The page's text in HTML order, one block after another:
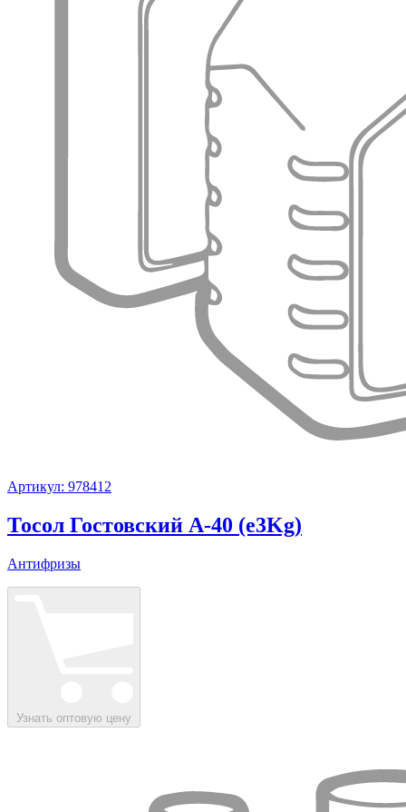
Артикул: 978412
Тосол Гостовский А-40 (e3Kg)
Антифризы
Узнать оптовую цену